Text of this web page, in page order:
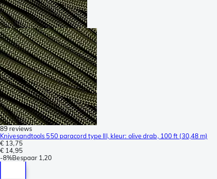
89 reviews
Knivesandtools 550 paracord type III, kleur: olive drab, 100 ft (30,48 m)
€ 13,75
€ 14,95
-8%Bespaar 1,20